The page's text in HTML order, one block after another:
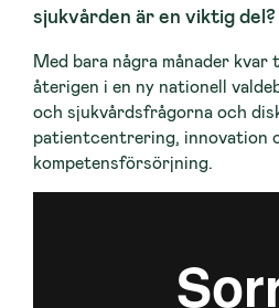
sjukvården är en viktig del?
Med bara några månader
återigen i en ny nationell
och sjukvårdsfrågorna och
patientcentrering, innovation
kompetensförsörjning.